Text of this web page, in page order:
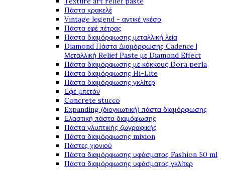
Πάστα κρακελέ
Vintage legend - αντικέ γκέσο
Πάστα εφέ πέτρας
Πάστα διαμόρφωσης μεταλλική λεία
Diamond Πάστα Διαμόρφωσης Cadence |
Μεταλλική Relief Paste με Diamond Effect
Πάστα διαμόρφωσης με κόκκους Dora perla
Πάστα διαμόρφωσης Hi-Lite
Πάστα διαμόρφωσης γκλίτερ
Εφέ μπετόν
Concrete stucco
Expanding (διογκωτική) πάστα διαμόρφωσης
Ελαστική πάστα διαμόφωσης
Πάστα γλυπτικής ζωγραφικής
Πάστα διαμόρφωσης mixion
Πάστες χιονιού
Πάστα διαμόρφωσης υφάσματος Fashion 50 ml
Πάστα διαμόρφωσης υφάσματος γκλίτερ